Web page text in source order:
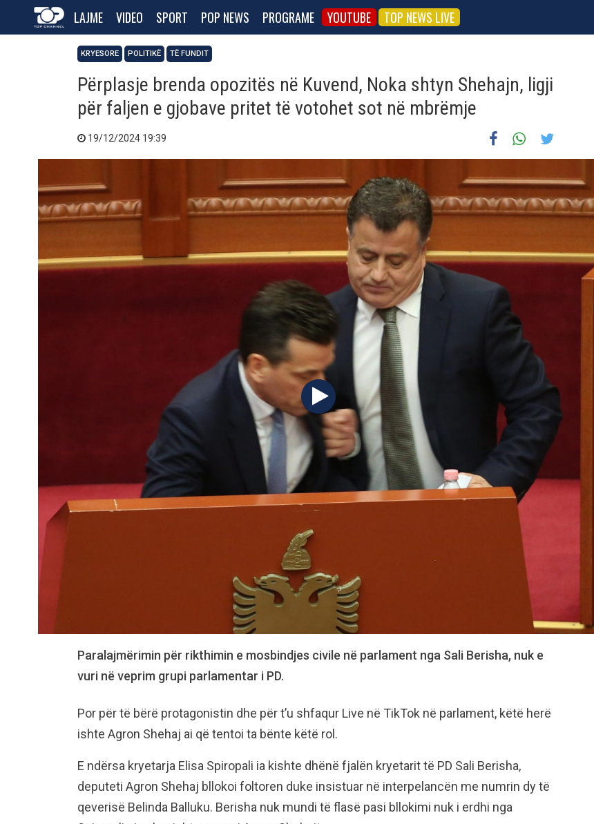
LAJME VIDEO SPORT POP NEWS PROGRAME YOUTUBE TOP NEWS LIVE
KRYESORE POLITIKË TË FUNDIT
Përplasje brenda opozitës në Kuvend, Noka shtyn Shehajn, ligji
për faljen e gjobave pritet të votohet sot në mbrëmje
19/12/2024 19:39
Paralajmërimin për rikthimin e mosbindjes civile në parlament nga Sali Berisha, nuk e
vuri në veprim grupi parlamentar i PD.
Por për të bërë protagonistin dhe për t’u shfaqur Live në TikTok në parlament, këtë herë
ishte Agron Shehaj ai që tentoi ta bënte këtë rol.
E ndërsa kryetarja Elisa Spiropali ia kishte dhënë fjalën kryetarit të PD Sali Berisha,
deputeti Agron Shehaj bllokoi foltoren duke insistuar në interpelancën me numrin dy të
qeverisë Belinda Balluku. Berisha nuk mundi të flasë pasi bllokimi nuk i erdhi nga